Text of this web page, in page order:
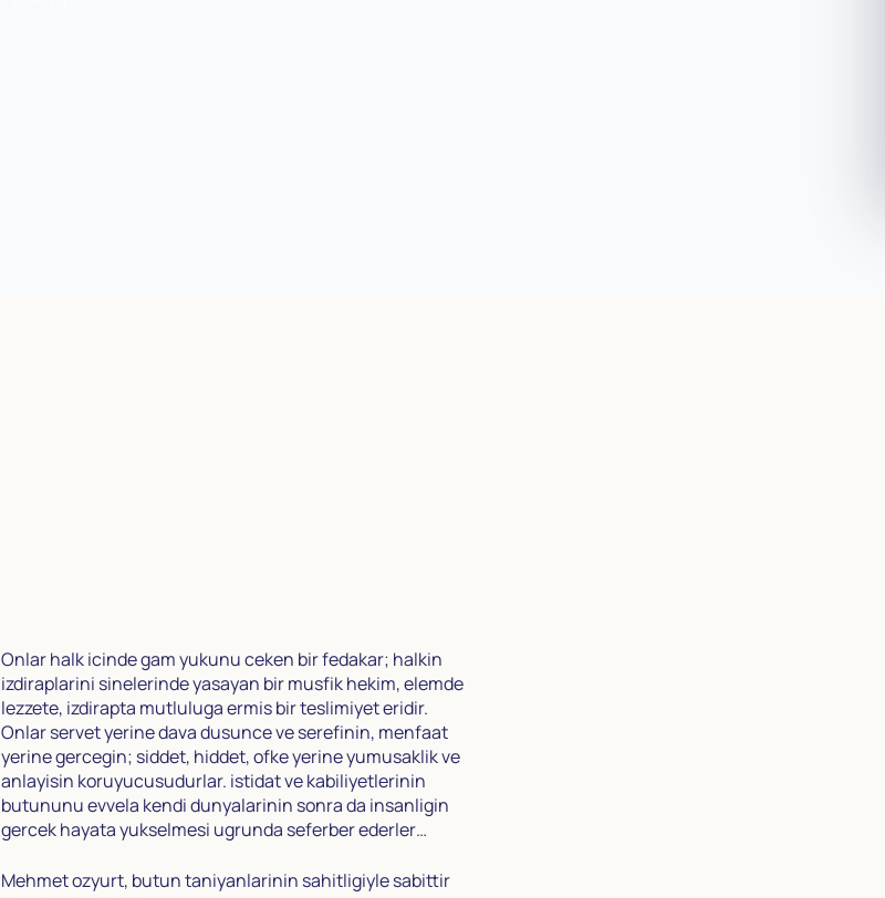
Onlar halk icinde gam yukunu ceken bir fedakar; halkin
izdiraplarini sinelerinde yasayan bir musfik hekim, elemde
lezzete, izdirapta mutluluga ermis bir teslimiyet eridir.
Onlar servet yerine dava dusunce ve serefinin, menfaat
yerine gercegin; siddet, hiddet, ofke yerine yumusaklik ve
anlayisin koruyucusudurlar. istidat ve kabiliyetlerinin
butununu evvela kendi dunyalarinin sonra da insanligin
gercek hayata yukselmesi ugrunda seferber ederler…
Mehmet ozyurt, butun taniyanlarinin sahitligiyle sabittir